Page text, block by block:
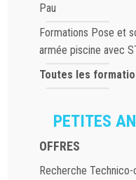
Pau
Formations Pose et
armée piscine avec
Toutes les
PETITES
OFFRES
Recherche